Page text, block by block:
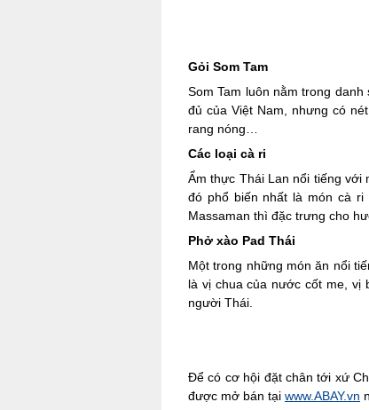
Gỏi Som Tam
Som Tam luôn nằm trong
đủ của Việt Nam, nhưng có
rang nóng…
Các loại cà ri
Ẩm thực Thái Lan nổi tiếng với
đó phổ biến nhất là món cà
Massaman thì đặc trưng cho
Phở xào Pad Thái
Một trong những món ăn nổi
là vị chua của nước cốt me, vị
người Thái.
Để có cơ hội đặt chân tới xứ
được mở bán tại www.ABAY.vn